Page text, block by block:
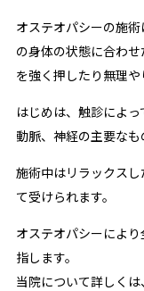
オステオパシーの施
の身体の状態に合わ
を強く押したり無理や
はじめは、触診によっ
動脈、神経の主要なも
施術中はリラックス
て受けられます。
オステオパシーによ
指します。
当院について詳しくは、